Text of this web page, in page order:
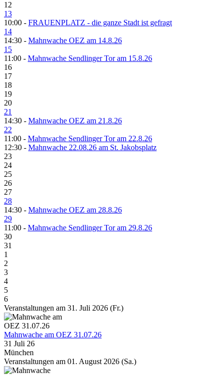
12
13
10:00 - FRAUENPLATZ - die ganze Stadt ist gefragt
14
14:30 - Mahnwache OEZ am 14.8.26
15
11:00 - Mahnwache Sendlinger Tor am 15.8.26
16
17
18
19
20
21
14:30 - Mahnwache OEZ am 21.8.26
22
11:00 - Mahnwache Sendlinger Tor am 22.8.26
12:30 - Mahnwache 22.08.26 am St. Jakobsplatz
23
24
25
26
27
28
14:30 - Mahnwache OEZ am 28.8.26
29
11:00 - Mahnwache Sendlinger Tor am 29.8.26
30
31
1
2
3
4
5
6
Veranstaltungen am 31. Juli 2026 (Fr.)
Mahnwache am OEZ 31.07.26
31 Juli 26
München
Veranstaltungen am 01. August 2026 (Sa.)